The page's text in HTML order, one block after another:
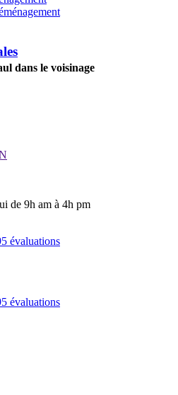
dans le voisinage
de 9h am à 4h pm
évaluations
évaluations